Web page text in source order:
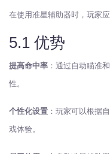
在使用准星辅助器时，玩家
5.1 优势
提高命中率 ：通过自动瞄准
性。
个性化设置 ：玩家可以根据
戏体验。